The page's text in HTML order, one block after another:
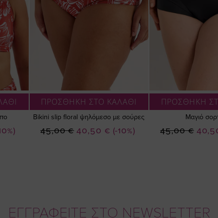
ΠΡΟΣΘΗΚΗ ΣΤΟ ΚΑΛΑΘΙ
Bikini slip floral ψηλόμεσο με σούρες
(-10%)
Ειδική
40,50 €
45,00 €
ΠΡΟΣΘΗΚΗ
Μαγιό
Ειδική
45,00 €
ΕΓΓΡΑΦΕΙΤΕ ΣΤΟ NEWSLETTER